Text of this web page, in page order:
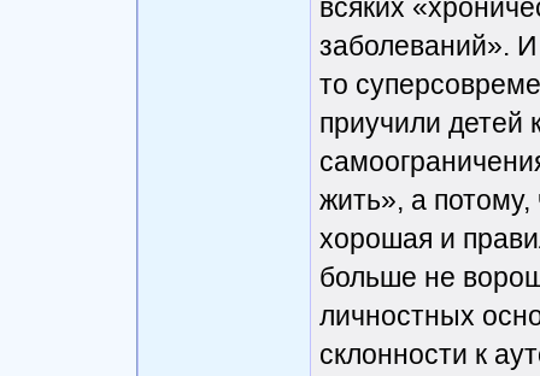
всяких
заболеваний».
то
приучили детей
жить», а
хорошая и
больше не
личностных
склонности к